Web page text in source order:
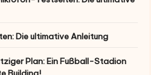
Die ultimative Anleitung
Plan: Ein Fußball-Stadion